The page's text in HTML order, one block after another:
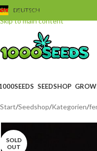
Skip to navigation
Skip to main content
DEUTSCH
SEEDSHOP
Start/Seedshop/Kategorien/
SOLD
OUT